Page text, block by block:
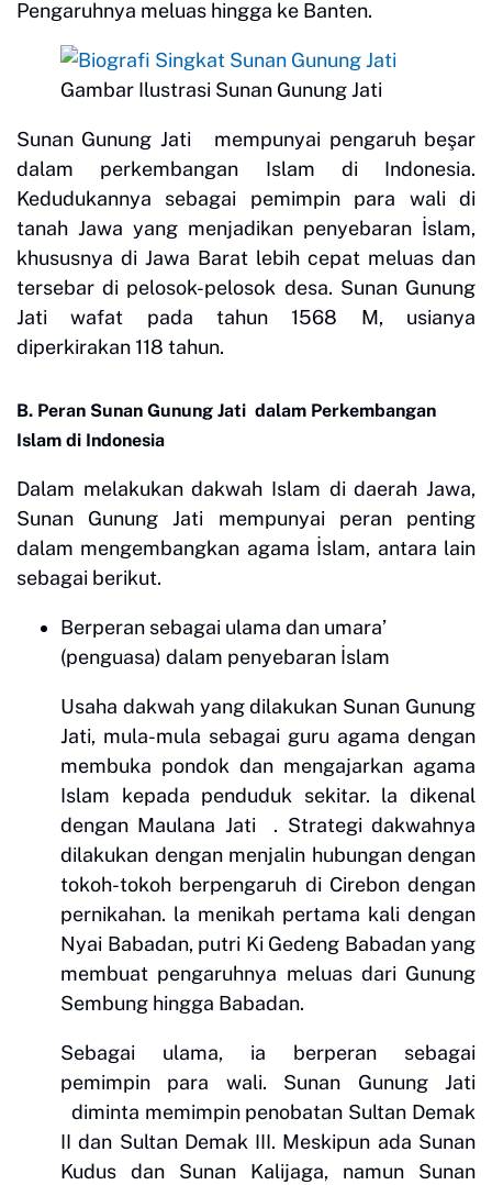
Pengaruhnya meluas hingga ke Banten.
Gambar Ilustrasi Sunan Gunung Jati
Sunan Gunung Jati mempunyai pengaruh beşar
dalam perkembangan Islam di Indonesia.
Kedudukannya sebagai pemimpin para wali di
tanah Jawa yang menjadikan penyebaran İslam,
khususnya di Jawa Barat lebih cepat meluas dan
tersebar di pelosok-pelosok desa. Sunan Gunung
Jati wafat pada tahun 1568 M, usianya
diperkirakan 118 tahun.
B. Peran Sunan Gunung Jati dalam Perkembangan
Islam di Indonesia
Dalam melakukan dakwah Islam di daerah Jawa,
Sunan Gunung Jati mempunyai peran penting
dalam mengembangkan agama İslam, antara lain
sebagai berikut.
Berperan sebagai ulama dan umara’
(penguasa) dalam penyebaran İslam
Usaha dakwah yang dilakukan Sunan Gunung
Jati, mula-mula sebagai guru agama dengan
membuka pondok dan mengajarkan agama
Islam kepada penduduk sekitar. la dikenal
dengan Maulana Jati . Strategi dakwahnya
dilakukan dengan menjalin hubungan dengan
tokoh-tokoh berpengaruh di Cirebon dengan
pernikahan. la menikah pertama kali dengan
Nyai Babadan, putri Ki Gedeng Babadan yang
membuat pengaruhnya meluas dari Gunung
Sembung hingga Babadan.
Sebagai ulama, ia berperan sebagai
pemimpin para wali. Sunan Gunung Jati
diminta memimpin penobatan Sultan Demak
II dan Sultan Demak III. Meskipun ada Sunan
Kudus dan Sunan Kalijaga, namun Sunan